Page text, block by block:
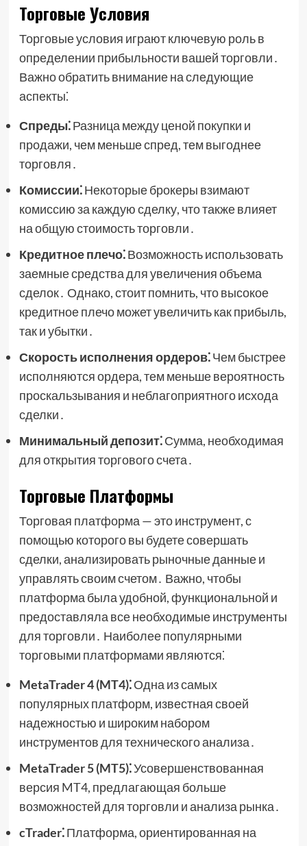
Торговые Условия
Торговые условия играют ключевую роль в
определении прибыльности вашей торговли․
Важно обратить внимание на следующие
аспекты⁚
Спреды⁚Разница между ценой покупки и
продажи, чем меньше спред, тем выгоднее
торговля․
Комиссии⁚Некоторые брокеры взимают
комиссию за каждую сделку, что также влияет
на общую стоимость торговли․
Кредитное плечо⁚Возможность использовать
заемные средства для увеличения объема
сделок․ Однако, стоит помнить, что высокое
кредитное плечо может увеличить как прибыль,
так и убытки․
Скорость исполнения ордеров⁚Чем быстрее
исполняются ордера, тем меньше вероятность
проскальзывания и неблагоприятного исхода
сделки․
Минимальный депозит⁚Сумма, необходимая
для открытия торгового счета․
Торговые Платформы
Торговая платформа — это инструмент, с
помощью которого вы будете совершать
сделки, анализировать рыночные данные и
управлять своим счетом․ Важно, чтобы
платформа была удобной, функциональной и
предоставляла все необходимые инструменты
для торговли․ Наиболее популярными
торговыми платформами являются⁚
MetaTrader 4 (MT4)⁚Одна из самых
популярных платформ, известная своей
надежностью и широким набором
инструментов для технического анализа․
MetaTrader 5 (MT5)⁚Усовершенствованная
версия MT4, предлагающая больше
возможностей для торговли и анализа рынка․
cTrader⁚Платформа, ориентированная на